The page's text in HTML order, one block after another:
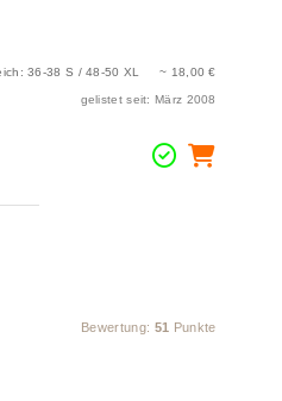
36-38 S / 48-50 XL ~ 18,00 €
gelistet seit: März 2008
Bewertung: 51 Punkte